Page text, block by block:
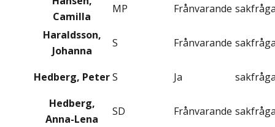
Camilla
MP Frånvarande
Haraldsson,
Johanna
S Frånvarande
Hedberg, PeterS Ja
Hedberg,
Anna-Lena
SD Frånvarande